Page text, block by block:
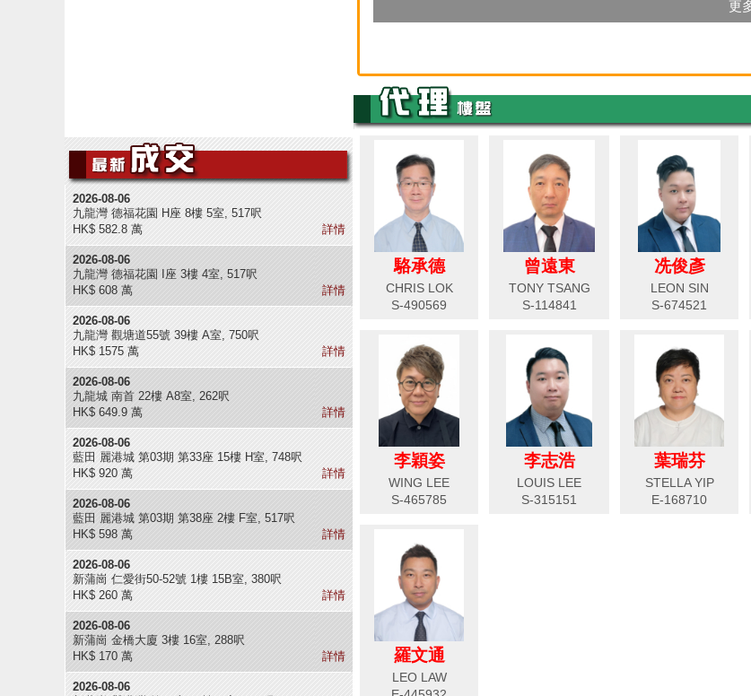
2026-08-06
九龍灣 德福花園 H座 8樓 5室, 517呎
HK$ 582.8 萬
詳情
2026-08-06
九龍灣 德福花園 I座 3樓 4室, 517呎
HK$ 608 萬
詳情
2026-08-06
九龍灣 觀塘道55號 39樓 A室, 750呎
HK$ 1575 萬
詳情
2026-08-06
九龍城 南首 22樓 A8室, 262呎
HK$ 649.9 萬
詳情
2026-08-06
藍田 麗港城 第03期 第33座 15樓 H室, 748呎
HK$ 920 萬
詳情
2026-08-06
藍田 麗港城 第03期 第38座 2樓 F室, 517呎
HK$ 598 萬
詳情
2026-08-06
新蒲崗 仁愛街50-52號 1樓 15B室, 380呎
HK$ 260 萬
詳情
2026-08-06
新蒲崗 金橋大廈 3樓 16室, 288呎
HK$ 170 萬
詳情
2026-08-06
駱承德
CHRIS LOK
S-490569
曾遠東
TONY TSANG
S-114841
冼俊彥
LEON SIN
S-674521
李穎姿
WING LEE
S-465785
李志浩
LOUIS LEE
S-315151
葉瑞芬
STELLA YIP
E-168710
羅文通
LEO LAW